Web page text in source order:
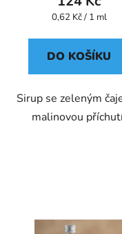
Měrná
0,62 Kč / 1 ml
DO KOŠÍKU
Sirup se zeleným
malinovou